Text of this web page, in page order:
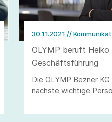
30.11.2021 //
OLYMP beruft Heiko
Geschäftsführung
Die OLYMP Bezner
nächste wichtige